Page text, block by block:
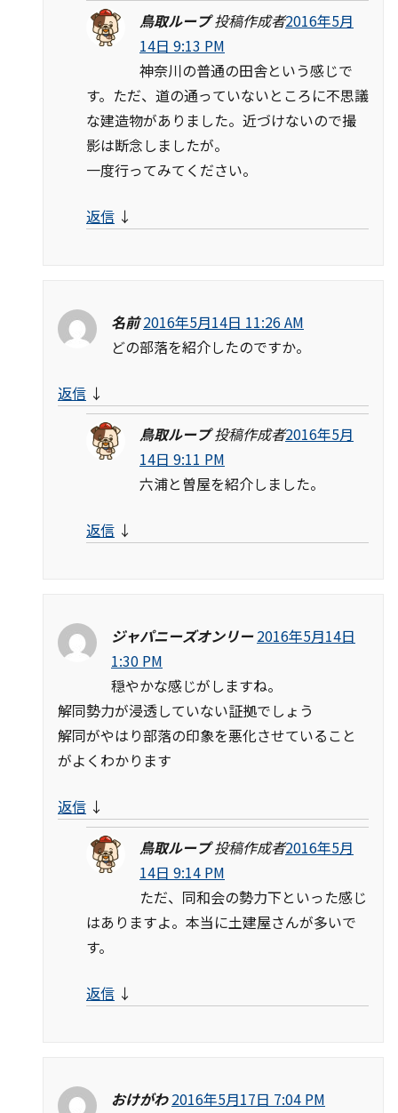
鳥取ループ 投稿作成者2016年5月
14日 9:13 PM
神奈川の普通の田舎という感じで
す。ただ、道の通っていないところに不思議
な建造物がありました。近づけないので撮
影は断念しましたが。
一度行ってみてください。
返信 ↓
名前 2016年5月14日 11:26 AM
どの部落を紹介したのですか。
返信 ↓
鳥取ループ 投稿作成者2016年5月
14日 9:11 PM
六浦と曽屋を紹介しました。
返信 ↓
ジャパニーズオンリー 2016年5月14日
1:30 PM
穏やかな感じがしますね。
解同勢力が浸透していない証拠でしょう
解同がやはり部落の印象を悪化させていること
がよくわかります
返信 ↓
鳥取ループ 投稿作成者2016年5月
14日 9:14 PM
ただ、同和会の勢力下といった感じ
はありますよ。本当に土建屋さんが多いで
す。
返信 ↓
おけがわ 2016年5月17日 7:04 PM